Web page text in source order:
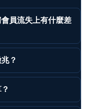
員流失上有什麼差
？